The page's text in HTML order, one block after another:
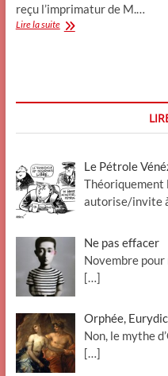
reçu l’imprimatur de M.…
Lire la suiteJason
Le Pétrole
Théoriquement
autorise/invite
Ne pas effacer
Novembre pour
[…]
Orphée,
Non, le mythe
[…]